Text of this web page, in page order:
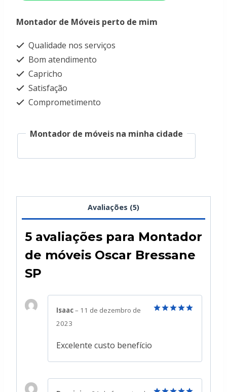
Montador de Móveis perto de mim
Qualidade nos serviços
Bom atendimento
Capricho
Satisfação
Comprometimento
Montador de móveis na minha cidade
Avaliações (5)
5 avaliações para Montador
de móveis Oscar Bressane
SP
Isaac– 11 de dezembro de
2023
Excelente custo benefício